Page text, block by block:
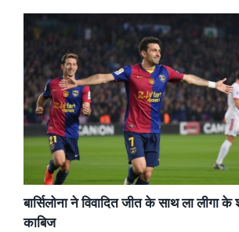
बार्सिलोना ने विवादित जीत के साथ ला लीगा के
काबिज